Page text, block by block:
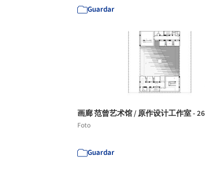
Guardar
画廊 范曾艺术馆 / 原作设计工作室 - 26
Foto
Guardar